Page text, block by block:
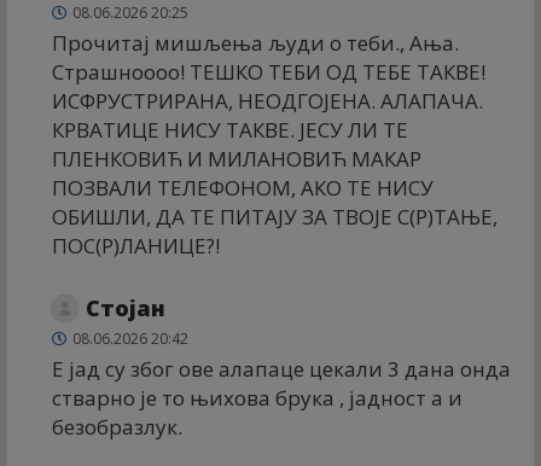
08.06.2026 20:25
Прочитај мишљења људи о теби., Ања.
Страшноооо! ТЕШКО ТЕБИ ОД ТЕБЕ ТАКВЕ!
ИСФРУСТРИРАНА, НЕОДГОЈЕНА. АЛАПАЧА.
КРВАТИЦЕ НИСУ ТАКВЕ. ЈЕСУ ЛИ ТЕ
ПЛЕНКОВИЋ И МИЛАНОВИЋ МАКАР
ПОЗВАЛИ ТЕЛЕФОНОМ, АКО ТЕ НИСУ
ОБИШЛИ, ДА ТЕ ПИТАЈУ ЗА ТВОЈЕ С(Р)ТАЊЕ,
ПОС(Р)ЛАНИЦЕ?!
Стојан
08.06.2026 20:42
Е јад су због ове алапаце цекали 3 дана онда
стварно је то њихова брука , јадност а и
безобразлук.